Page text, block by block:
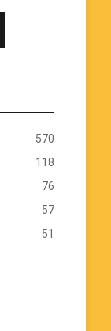
570
118
76
57
51